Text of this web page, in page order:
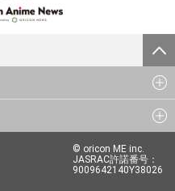
© oricon ME inc.
JASRAC許諾番号：
9009642140Y38026